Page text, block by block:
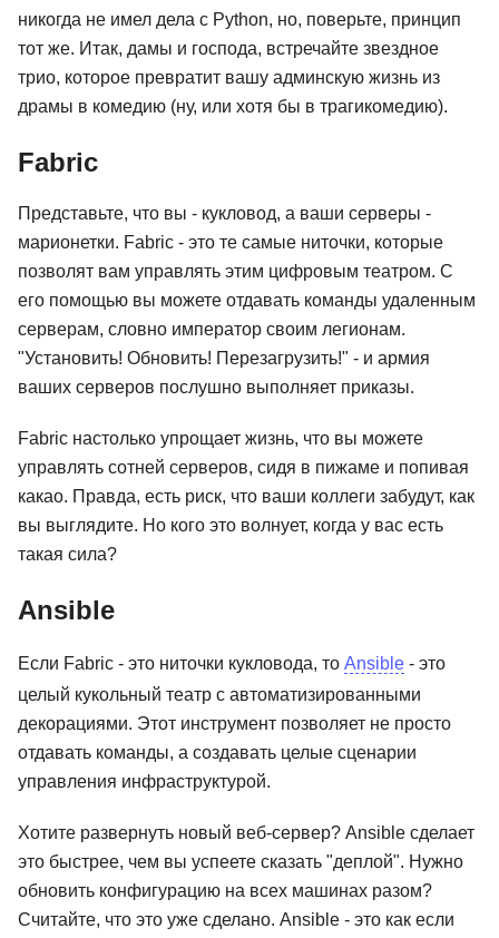
никогда не имел дела с Python, но, поверьте, принцип
тот же. Итак, дамы и господа, встречайте звездное
трио, которое превратит вашу админскую жизнь из
драмы в комедию (ну, или хотя бы в трагикомедию).
Fabric
Представьте, что вы - кукловод, а ваши серверы -
марионетки. Fabric - это те самые ниточки, которые
позволят вам управлять этим цифровым театром. С
его помощью вы можете отдавать команды удаленным
серверам, словно император своим легионам.
"Установить! Обновить! Перезагрузить!" - и армия
ваших серверов послушно выполняет приказы.
Fabric настолько упрощает жизнь, что вы можете
управлять сотней серверов, сидя в пижаме и попивая
какао. Правда, есть риск, что ваши коллеги забудут, как
вы выглядите. Но кого это волнует, когда у вас есть
такая сила?
Ansible
Если Fabric - это ниточки кукловода, то Ansible - это
целый кукольный театр с автоматизированными
декорациями. Этот инструмент позволяет не просто
отдавать команды, а создавать целые сценарии
управления инфраструктурой.
Хотите развернуть новый веб-сервер? Ansible сделает
это быстрее, чем вы успеете сказать "деплой". Нужно
обновить конфигурацию на всех машинах разом?
Считайте, что это уже сделано. Ansible - это как если